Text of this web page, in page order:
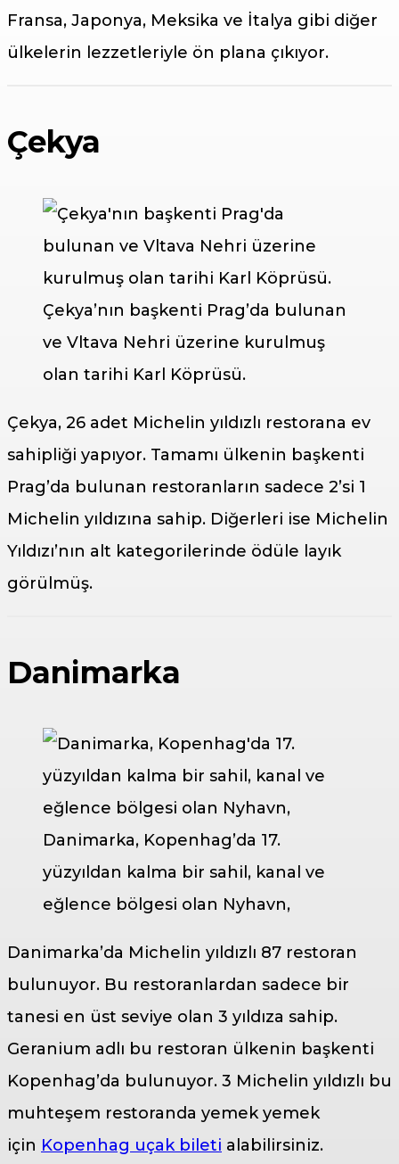
Fransa, Japonya, Meksika ve İtalya gibi diğer
ülkelerin lezzetleriyle ön plana çıkıyor.
Çekya
Çekya’nın başkenti Prag’da bulunan
ve Vltava Nehri üzerine kurulmuş
olan tarihi Karl Köprüsü.
Çekya, 26 adet Michelin yıldızlı restorana ev
sahipliği yapıyor. Tamamı ülkenin başkenti
Prag’da bulunan restoranların sadece 2’si 1
Michelin yıldızına sahip. Diğerleri ise Michelin
Yıldızı’nın alt kategorilerinde ödüle layık
görülmüş.
Danimarka
Danimarka, Kopenhag’da 17.
yüzyıldan kalma bir sahil, kanal ve
eğlence bölgesi olan Nyhavn,
Danimarka’da Michelin yıldızlı 87 restoran
bulunuyor. Bu restoranlardan sadece bir
tanesi en üst seviye olan 3 yıldıza sahip.
Geranium adlı bu restoran ülkenin başkenti
Kopenhag’da bulunuyor. 3 Michelin yıldızlı bu
muhteşem restoranda yemek yemek
için Kopenhag uçak bileti alabilirsiniz.